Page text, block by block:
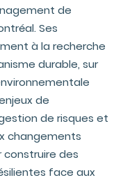
de
Ses
à la recherche
durable, sur
de
de risques et
changements
des
face aux